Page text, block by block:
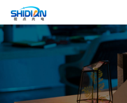
网站首页
关于我们
产品中心